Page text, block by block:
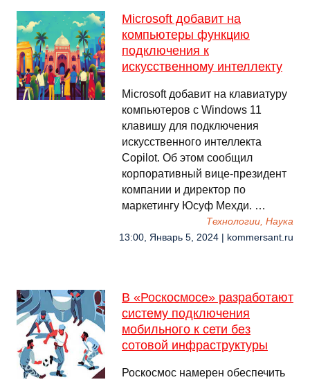
Microsoft добавит на
компьютеры функцию
подключения к
искусственному интеллекту
Microsoft добавит на клавиатуру
компьютеров с Windows 11
клавишу для подключения
искусственного интеллекта
Copilot. Об этом сообщил
корпоративный вице-президент
компании и директор по
маркетингу Юсуф Мехди. …
Технологии, Наука
13:00, Январь 5, 2024 | kommersant.ru
В «Роскосмосе» разработают
систему подключения
мобильного к сети без
сотовой инфраструктуры
Роскосмос намерен обеспечить